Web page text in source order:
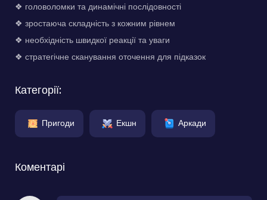
❖ головоломки та динамічні послідовності
❖ зростаюча складність з кожним рівнем
❖ необхідність швидкої реакції та уваги
❖ стратегічне сканування оточення для підказок
Категорії:
Пригоди Екшн Аркади
Коментарі